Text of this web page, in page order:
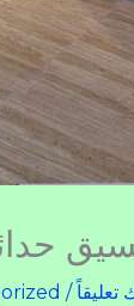
تعليقاً /